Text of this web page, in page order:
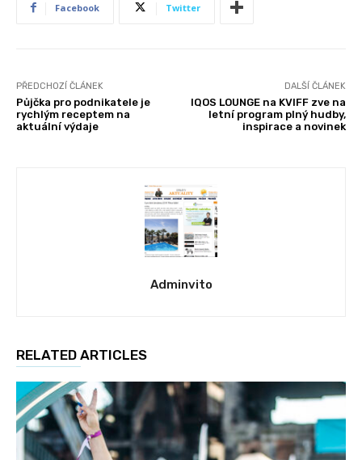
Facebook Twitter
PŘEDCHOZÍ ČLÁNEK
Půjčka pro podnikatele je
rychlým receptem na
aktuální výdaje
DALŠÍ ČLÁNEK
IQOS LOUNGE na KVIFF zve na
letní program plný hudby,
inspirace a novinek
Adminvito
RELATED ARTICLES